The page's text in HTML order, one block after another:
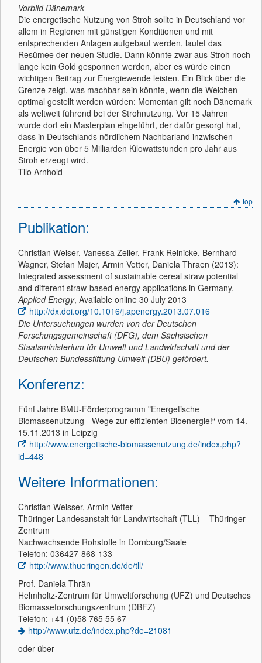
Vorbild Dänemark
Die energetische Nutzung von Stroh sollte in Deutschland vor
allem in Regionen mit günstigen Konditionen und mit
entsprechenden Anlagen aufgebaut werden, lautet das
Resümee der neuen Studie. Dann könnte zwar aus Stroh noch
lange kein Gold gesponnen werden, aber es würde einen
wichtigen Beitrag zur Energiewende leisten. Ein Blick über die
Grenze zeigt, was machbar sein könnte, wenn die Weichen
optimal gestellt werden würden: Momentan gilt noch Dänemark
als weltweit führend bei der Strohnutzung. Vor 15 Jahren
wurde dort ein Masterplan eingeführt, der dafür gesorgt hat,
dass in Deutschlands nördlichem Nachbarland inzwischen
Energie von über 5 Milliarden Kilowattstunden pro Jahr aus
Stroh erzeugt wird.
Tilo Arnhold
top
Publikation:
Christian Weiser, Vanessa Zeller, Frank Reinicke, Bernhard
Wagner, Stefan Majer, Armin Vetter, Daniela Thraen (2013):
Integrated assessment of sustainable cereal straw potential
and different straw-based energy applications in Germany.
Applied Energy, Available online 30 July 2013
http://dx.doi.org/10.1016/j.apenergy.2013.07.016
Die Untersuchungen wurden von der Deutschen
Forschungsgemeinschaft (DFG), dem Sächsischen
Staatsministerium für Umwelt und Landwirtschaft und der
Deutschen Bundesstiftung Umwelt (DBU) gefördert.
Konferenz:
Fünf Jahre BMU-Förderprogramm "Energetische
Biomassenutzung - Wege zur effizienten Bioenergie!“ vom 14. -
15.11.2013 in Leipzig
http://www.energetische-biomassenutzung.de/index.php?
id=448
Weitere Informationen:
Christian Weisser, Armin Vetter
Thüringer Landesanstalt für Landwirtschaft (TLL) – Thüringer
Zentrum
Nachwachsende Rohstoffe in Dornburg/Saale
Telefon: 036427-868-133
http://www.thueringen.de/de/tll/
Prof. Daniela Thrän
Helmholtz-Zentrum für Umweltforschung (UFZ) und Deutsches
Biomasseforschungszentrum (DBFZ)
Telefon: +41 (0)58 765 55 67
http://www.ufz.de/index.php?de=21081
oder über